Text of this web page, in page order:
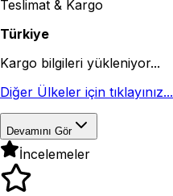
Teslimat & Kargo
Türkiye
Kargo bilgileri yükleniyor...
Diğer Ülkeler için tıklayınız...
Devamını Gör
İncelemeler